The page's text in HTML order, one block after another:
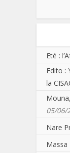
Eté :
Edito :
la
05/06/
Nare
Massa